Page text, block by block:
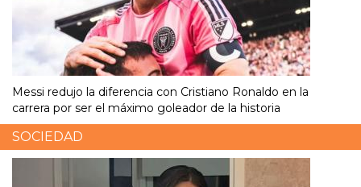
Messi redujo la diferencia con Cristiano Ronaldo en la
carrera por ser el máximo goleador de la historia
SOCIEDAD